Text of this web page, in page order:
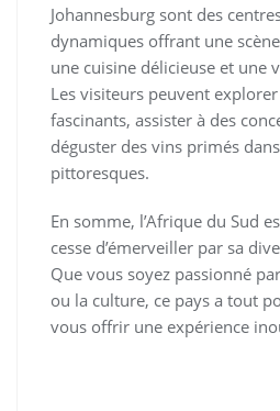
Johannesburg sont des
dynamiques offrant une
une cuisine délicieuse et une
Les visiteurs peuvent
fascinants, assister à des
déguster des vins primés
pittoresques.
En somme, l’Afrique du Sud
cesse d’émerveiller par sa
Que vous soyez passionné
ou la culture, ce pays a tout
vous offrir une expérience